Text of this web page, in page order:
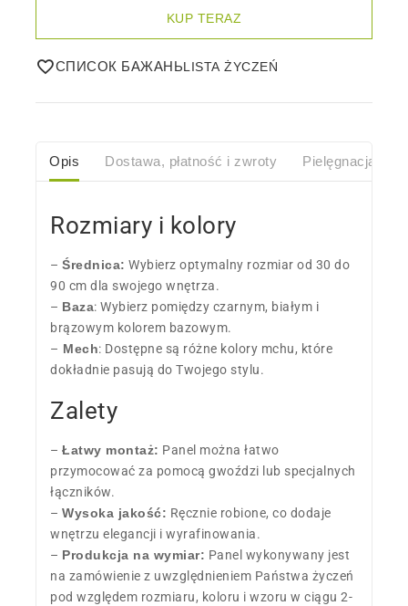
KUP TERAZ
СПИСОК БАЖАНЬ
Opis Dostawa, płatność i zwroty Pielęgnacja
Rozmiary i kolory
– Średnica: Wybierz optymalny rozmiar od 30 do
90 cm dla swojego wnętrza.
– Baza: Wybierz pomiędzy czarnym, białym i
brązowym kolorem bazowym.
– Mech: Dostępne są różne kolory mchu, które
dokładnie pasują do Twojego stylu.
Zalety
– Łatwy montaż: Panel można łatwo
przymocować za pomocą gwoździ lub specjalnych
łączników.
– Wysoka jakość: Ręcznie robione, co dodaje
wnętrzu elegancji i wyrafinowania.
– Produkcja na wymiar: Panel wykonywany jest
na zamówienie z uwzględnieniem Państwa życzeń
pod względem rozmiaru, koloru i wzoru w ciągu 2-